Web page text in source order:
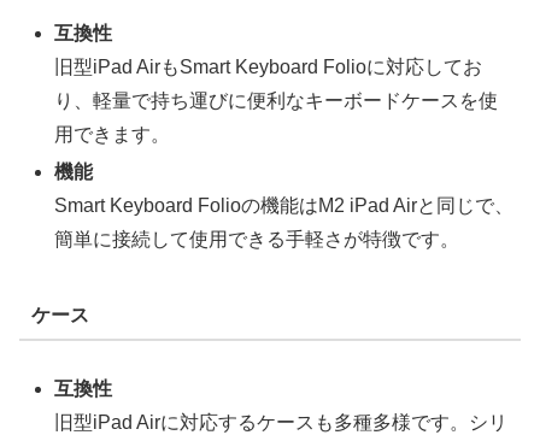
互換性
旧型iPad AirもSmart Keyboard Folioに対応してお
り、軽量で持ち運びに便利なキーボードケースを使
用できます。
機能
Smart Keyboard Folioの機能はM2 iPad Airと同じで、
簡単に接続して使用できる手軽さが特徴です。
ケース
互換性
旧型iPad Airに対応するケースも多種多様です。シリ